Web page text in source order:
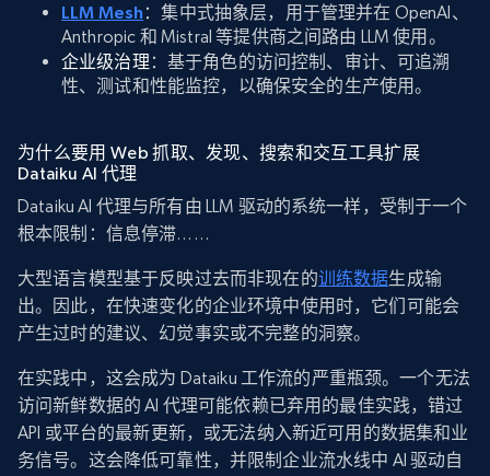
LLM Mesh：集中式抽象层，用于管理并在 OpenAI、
Anthropic 和 Mistral 等提供商之间路由 LLM 使用。
企业级治理 ：基于角色的访问控制、审计、可追溯
性、测试和性能监控，以确保安全的生产使用。
为什么要用 Web 抓取、发现、搜索和交互工具扩展
Dataiku AI 代理
Dataiku AI 代理与所有由 LLM 驱动的系统一样，受制于一个
根本限制：信息停滞……
大型语言模型基于反映过去而非现在的训练数据生成输
出。因此，在快速变化的企业环境中使用时，它们可能会
产生过时的建议、幻觉事实或不完整的洞察。
在实践中，这会成为 Dataiku 工作流的严重瓶颈。一个无法
访问新鲜数据的 AI 代理可能依赖已弃用的最佳实践，错过
API 或平台的最新更新，或无法纳入新近可用的数据集和业
务信号。这会降低可靠性，并限制企业流水线中 AI 驱动自